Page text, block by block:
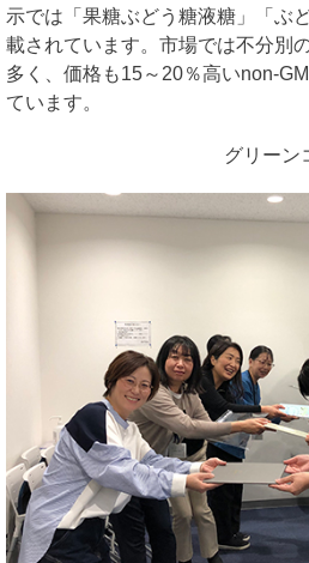
示では「果糖ぶどう糖液糖」「ぶ
載されています。市場では不分別
多く、価格も15～20％高いnon-
ています。
グリー